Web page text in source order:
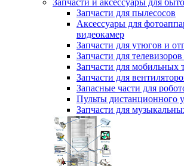
Запчасти и аксессуары для
Запчасти для пылесосов
Аксессуары для
видеокамер
Запчасти для утюгов и
Запчасти для
Запчасти для мобильных
Запчасти для
Запасные части для
Пульты дистанционного
Запчасти для